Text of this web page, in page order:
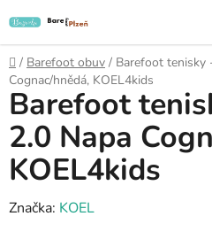
na
obsah
Domů
/ Barefoot obuv / Barefoot tenisky
Cognac/hnědá, KOEL4kids
Barefoot
2.0 Napa
KOEL4kids
Značka: KOEL